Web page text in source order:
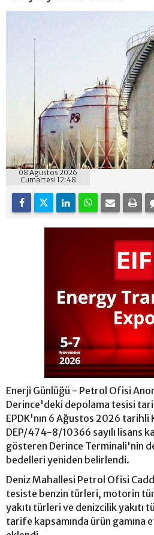
08 Ağustos 2026
Cumartesi 12:48
Enerji Günlüğü - Petrol Ofisi
Derince'deki depolama tesisi
EPDK'nın 6 Ağustos 2026 tarihli
DEP/474-8/10366 sayılı lisans
gösteren Derince Terminali'nin
bedelleri yeniden belirlendi.
Deniz Mahallesi Petrol Ofisi
tesiste benzin türleri, motorin
yakıtı türleri ve denizcilik yakıtı
tarife kapsamında ürün gamına